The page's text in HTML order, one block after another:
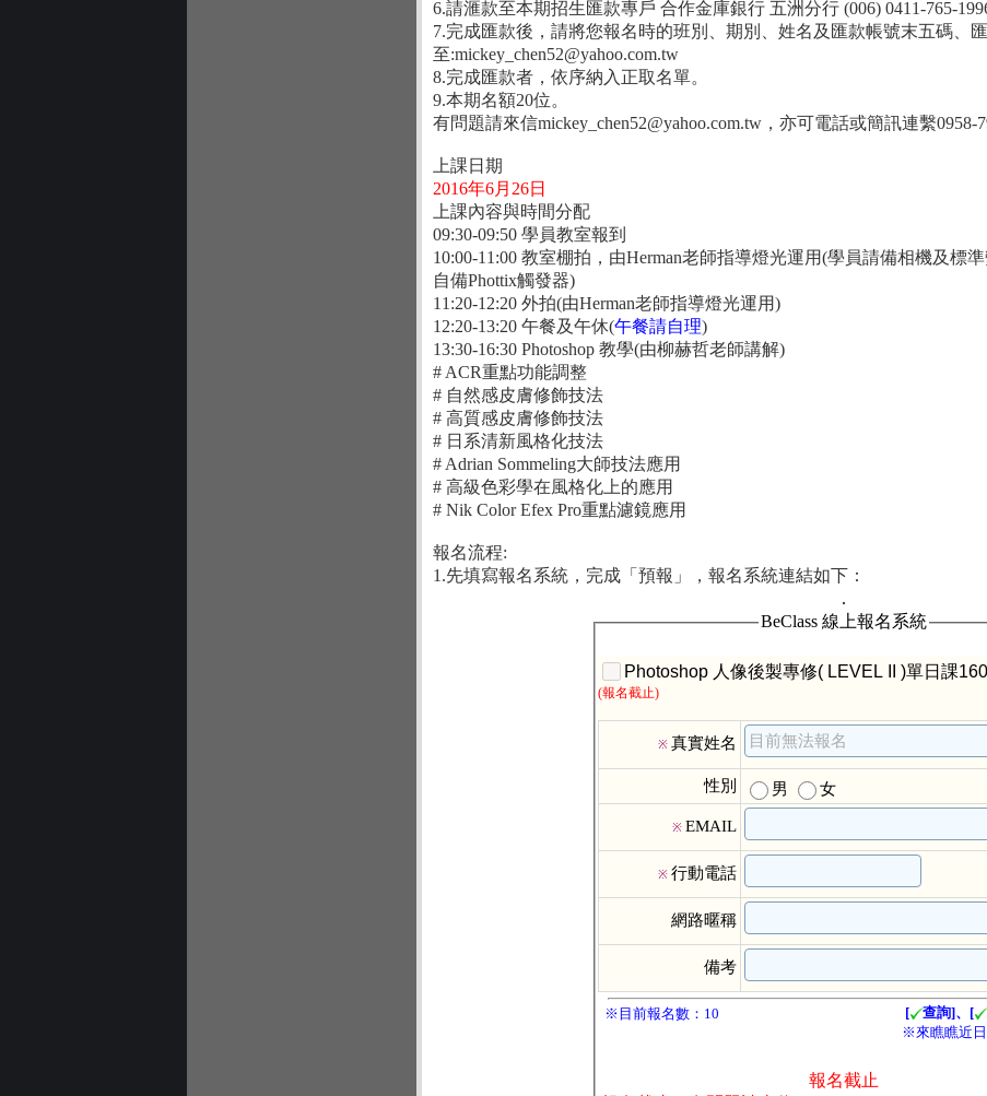
6.請滙款至本期招生匯款專戶 合作金庫銀行 五洲分行 (006) 0411-765-
7.完成匯款後，請將您報名時的班別、期別、姓名及匯款帳號末五碼、
至:mickey_chen52@yahoo.com.tw
8.完成匯款者，依序納入正取名單。
9.本期名額20位。
有問題請來信mickey_chen52@yahoo.com.tw，亦可電話或簡訊連繫0958-
上課日期
2016年6月26日
上課內容與時間分配
09:30-09:50 學員教室報到
10:00-11:00 教室棚拍，由Herman老師指導燈光運用(學員請備相機及標
自備Phottix觸發器)
11:20-12:20 外拍(由Herman老師指導燈光運用)
12:20-13:20 午餐及午休(午餐請自理)
13:30-16:30 Photoshop 教學(由柳赫哲老師講解)
# ACR重點功能調整
# 自然感皮膚修飾技法
# 高質感皮膚修飾技法
# 日系清新風格化技法
# Adrian Sommeling大師技法應用
# 高級色彩學在風格化上的應用
# Nik Color Efex Pro重點濾鏡應用
報名流程:
1.先填寫報名系統，完成「預報」，報名系統連結如下：